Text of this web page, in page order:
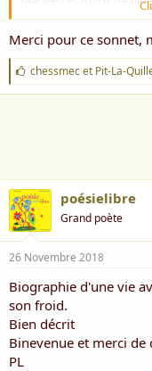
Acte doux de sagesse
Ce n'est qu'au funeste,
Après avoir écrit
Après avoir transcrits
Merci pour ce sonnet,
J
'
a
chessmecet Pit-La-
poésielibre
Grand poète
26 Novembre 2018
Biographie d'une vie
son froid.
Bien décrit
Binevenue et merci de
PL